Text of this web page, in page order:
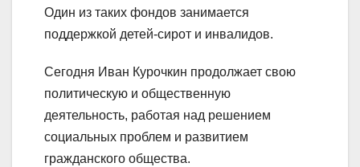
Один из таких фондов занимается
поддержкой детей-сирот и инвалидов.
Сегодня Иван Курочкин продолжает свою
политическую и общественную
деятельность, работая над решением
социальных проблем и развитием
гражданского общества.